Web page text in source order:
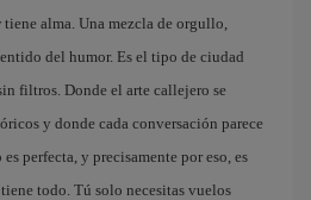
tiene alma. Una mezcla de orgullo,
del humor. Es el tipo de ciudad
filtros. Donde el arte callejero se
y donde cada conversación parece
perfecta, y precisamente por eso, es
todo. Tú solo necesitas vuelos